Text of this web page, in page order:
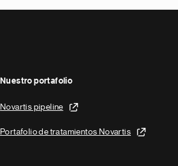
Nuestro portafolio
Novartis pipeline
Portafolio de tratamientos Novartis